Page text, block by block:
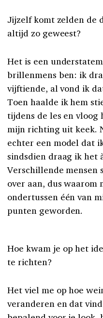
Jijzelf komt zelden de
altijd zo geweest?
Het is een
brillenmens ben: ik
vijftiende, al vond ik
Toen haalde ik hem
tijdens de les en vloog
mijn richting uit keek.
echter een model dat
sindsdien draag ik het
Verschillende mensen
over aan, dus
ondertussen één van
punten geworden.
Hoe kwam je op het
te richten?
Het viel me op hoe
veranderen en dat